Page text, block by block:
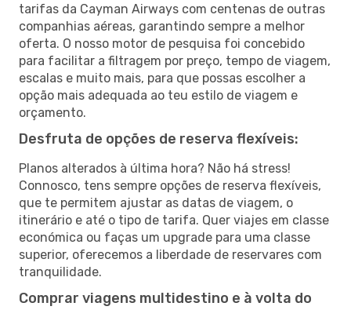
tarifas da Cayman Airways com centenas de outras
companhias aéreas, garantindo sempre a melhor
oferta. O nosso motor de pesquisa foi concebido
para facilitar a filtragem por preço, tempo de viagem,
escalas e muito mais, para que possas escolher a
opção mais adequada ao teu estilo de viagem e
orçamento.
Desfruta de opções de reserva flexíveis:
Planos alterados à última hora? Não há stress!
Connosco, tens sempre opções de reserva flexíveis,
que te permitem ajustar as datas de viagem, o
itinerário e até o tipo de tarifa. Quer viajes em classe
económica ou faças um upgrade para uma classe
superior, oferecemos a liberdade de reservares com
tranquilidade.
Comprar viagens multidestino e à volta do